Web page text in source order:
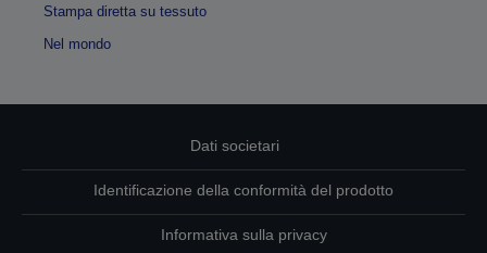
Stampa diretta su tessuto
Nel mondo
Dati societari
Identificazione della conformità del prodotto
Informativa sulla privacy